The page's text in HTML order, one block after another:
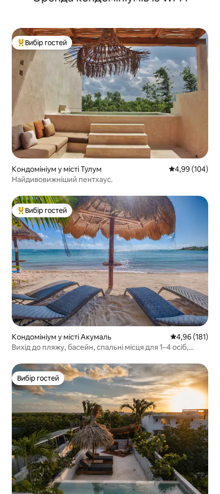
Топ вибір гостей
Вибір гостей
Кондомініум у місті Тулум Середня
4,99 (104)
Найдивовижніший пентхаус.
Топ вибір гостей
Вибір гостей
Кондомініум у місті Акумаль Середня
4,96 (181)
Вихід до пляжу, басейн, спальні місця для 1–4 осіб,
Вибір гостей
Вибір гостей